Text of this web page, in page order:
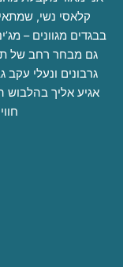
קלאסי נשי,
בבגדים מגוונים –
גם מבחר רחב של
גרבונים ונעלי
אגיע אליך בהלבוש